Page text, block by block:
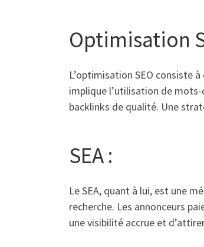
Optimisation
L’optimisation SEO consiste
implique l’utilisation de
backlinks de qualité. Une
SEA :
Le SEA, quant à lui, est une
recherche. Les annonceurs
une visibilité accrue et